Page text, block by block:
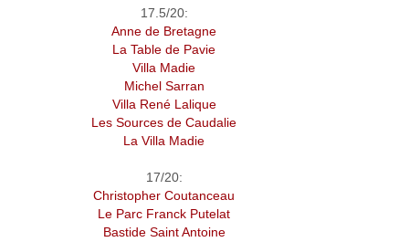
17.5/20:
Anne de Bretagne
La Table de Pavie
Villa Madie
Michel Sarran
Villa René Lalique
Les Sources de Caudalie
La Villa Madie
17/20:
Christopher Coutanceau
Le Parc Franck Putelat
Bastide Saint Antoine